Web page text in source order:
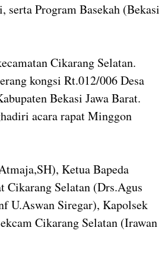
Program Basekah (Bekasi
Cikarang Selatan.
kongsi Rt.012/006 Desa
Bekasi Jawa Barat.
acara rapat Minggon
Ketua Bapeda
Cikarang Selatan (Drs.Agus
U.Aswan Siregar), Kapolsek
Cikarang Selatan (Irawan